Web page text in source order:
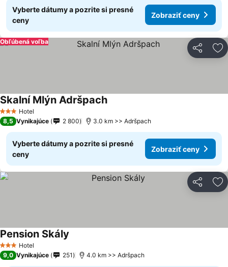
Vyberte dátumy a pozrite si presné
ceny
Zobraziť ceny
Zdieľať
Obľúbená voľba
3 Počet hviezdičiek
Hotel
Skalní Mlýn Adršpach
8,5 Vynikajúce 2 800 3.0 km >> Adršpach
Vyberte dátumy a pozrite si presné
ceny
Zobraziť ceny
Zdieľať
3 Počet hviezdičiek
Hotel
Pension Skály
9,0 Vynikajúce 251 4.0 km >> Adršpach